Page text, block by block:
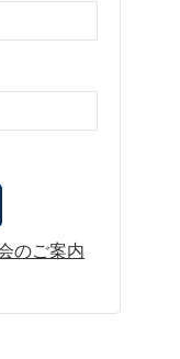
のご案内